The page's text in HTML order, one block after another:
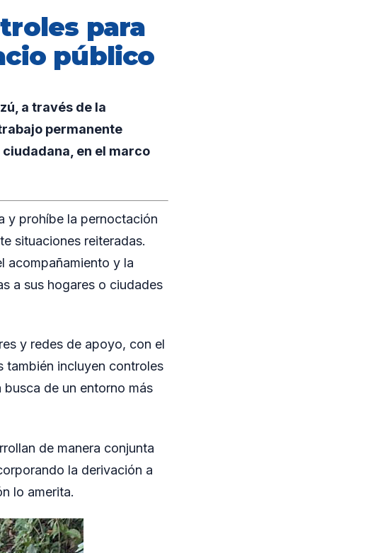
para
público
a través de la
permanente
en el marco
y prohíbe la pernoctación
situaciones reiteradas.
acompañamiento y la
a sus hogares o ciudades
y redes de apoyo, con el
también incluyen controles
de un entorno más
de manera conjunta
la derivación a
lo amerita.